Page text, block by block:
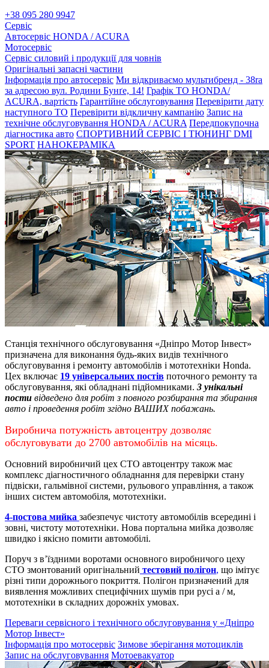
+38 095 280 9947
Сервіс
Автосервіс HONDA / ACURA
Мотосервіс
Сервіс силовий і продукції для човнів
Оригінальні запасні частини
Інформація про автосервіс Ми відкриваємо мультибренд - 38ra
за адресою вул. Родини Бунґе, 14! Графік ТО HONDA/
ACURA, вартість Гарантійне обслуговування Перевірити дату
наступного ТО Перевірити відкличну кампанію Запис на
технічне обслуговування HONDA / ACURA Передпокупочна
діагностика авто СПОРТИВНИЙ СЕРВІС І ТЮНИНГ DMI
SPORT НАНОКЕРАМІКА
Станція технічного обслуговування «Дніпро Мотор Інвест»
призначена для виконання будь-яких видів технічного
обслуговування і ремонту автомобілів і мототехніки Honda.
Цех включає 19 універсальних постів поточного ремонту та
обслуговування, які обладнані підйомниками. 3 унікальні
пости відведено для робіт з повного розбирання та збирання
авто і проведення робіт згідно ВАШИХ побажань.
Виробнича потужність автоцентру дозволяє
обслуговувати до 2700 автомобілів на місяць.
Основний виробничий цех СТО автоцентру також має
комплекс діагностичного обладнання для перевірки стану
підвіски, гальмівної системи, рульового управління, а також
інших систем автомобіля, мототехніки.
4-постова мийка забезпечує чистоту автомобілів всередині і
зовні, чистоту мототехніки. Нова портальна мийка дозволяє
швидко і якісно помити автомобілі.
Поруч з в’їздними воротами основного виробничого цеху
СТО змонтований оригінальний тестовий полігон, що імітує
різні типи дорожнього покриття. Полігон призначений для
виявлення можливих специфічних шумів при русі а / м,
мототехніки в складних дорожніх умовах.
Переваги сервісного і технічного обслуговування у «Дніпро
Мотор Інвест»
Інформація про мотосервіс Зимове зберігання мотоциклів
Запис на обслуговування Мотоевакуатор